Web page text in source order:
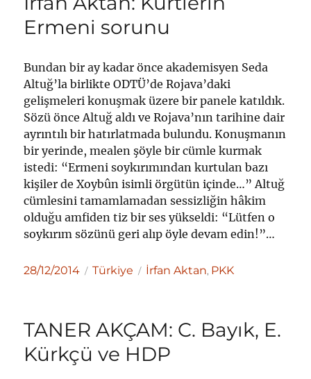
Ermeni sorunu
Bundan bir ay kadar önce akademisyen Seda
Altuğ’la birlikte ODTÜ’de Rojava’daki
gelişmeleri konuşmak üzere bir panele katıldık.
Sözü önce Altuğ aldı ve Rojava’nın tarihine dair
ayrıntılı bir hatırlatmada bulundu. Konuşmanın
bir yerinde, mealen şöyle bir cümle kurmak
istedi: “Ermeni soykırımından kurtulan bazı
kişiler de Xoybûn isimli örgütün içinde…” Altuğ
cümlesini tamamlamadan sessizliğin hâkim
olduğu amfiden tiz bir ses yükseldi: “Lütfen o
soykırım sözünü geri alıp öyle devam edin!”…
Yayın
28/12/2014 Kategoriler
Türkiye Etiketler
İrfan Aktan, PKK
TANER AKÇAM: C. Bayık, E.
Kürkçü ve HDP